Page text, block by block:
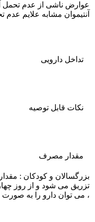
عوارض ناشی از عدم تحمل
آنتیموان مشابه علایم
تداخل دارویی
نکات قابل توصيه
مقدار مصرف
، می توان دارو را به